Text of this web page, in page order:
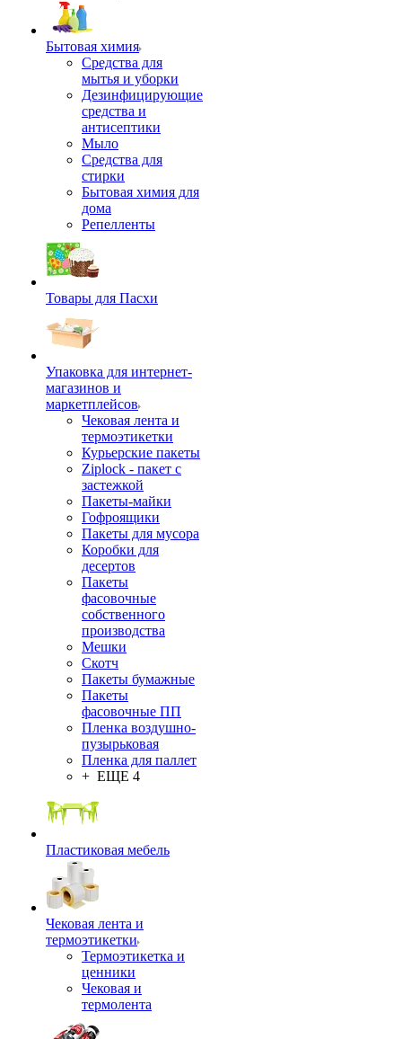
Бытовая химия
Средства для
мытья и уборки
Дезинфицирующие
средства и
антисептики
Мыло
Средства для
стирки
Бытовая химия для
дома
Репелленты
Товары для Пасхи
Упаковка для интернет-
магазинов и
маркетплейсов
Чековая лента и
термоэтикетки
Курьерские пакеты
Ziplock - пакет с
застежкой
Пакеты-майки
Гофроящики
Пакеты для мусора
Коробки для
десертов
Пакеты
фасовочные
собственного
производства
Мешки
Скотч
Пакеты бумажные
Пакеты
фасовочные ПП
Пленка воздушно-
пузырьковая
Пленка для паллет
+ ЕЩЕ 4
Пластиковая мебель
Чековая лента и
термоэтикетки
Термоэтикетка и
ценники
Чековая и
термолента